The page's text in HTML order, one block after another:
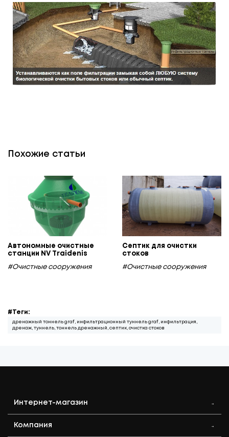
Похожие статьи
Автономные очистные
станции NV Traidenis
#Очистные сооружения
Септик для очистки
стоков
#Очистные сооружения
#Теги:
дренажный тоннель graf, инфильтрационный туннель graf, инфильтрация,
дренаж, туннель, тоннель дренажный, септик, очистка стоков
Интернет-магазин
Компания